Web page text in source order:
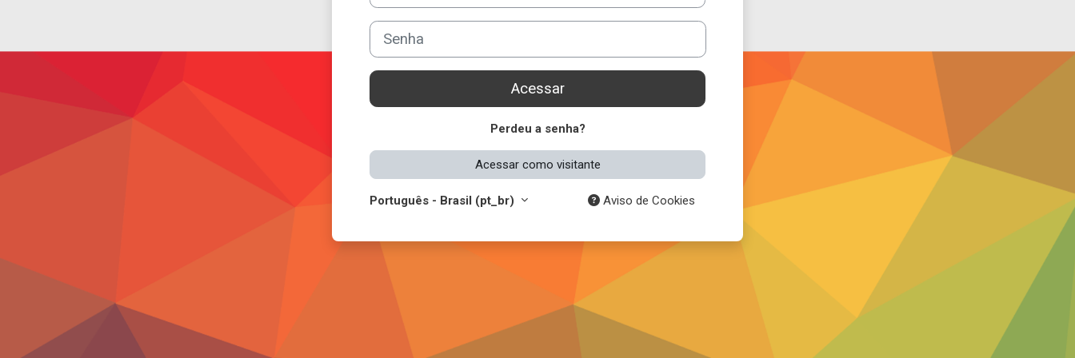
Senha
Acessar
Perdeu a senha?
Acessar como visitante
Português - Brasil ‎(pt_br)‎ Aviso de Cookies